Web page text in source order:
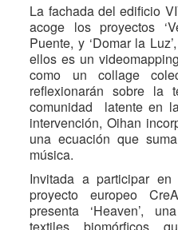
La fachada del edificio
acoge los proyectos
Puente, y ‘Domar la
ellos es un
como un collage
reflexionarán sobre la
comunidad latente en
intervención, Oihan
una ecuación que
música.
Invitada a participar
proyecto europeo
presenta ‘Heaven’,
textiles biomórficos